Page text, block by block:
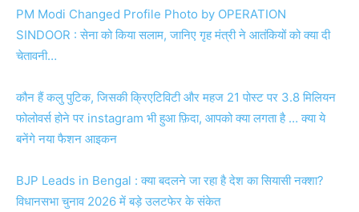
PM Modi Changed Profile Photo by OPERATION
SINDOOR : सेना को किया सलाम, जानिए गृह मंत्री ने आतंकियों को क्या दी
चेतावनी…
कौन हैं कलु पुटिक, जिसकी क्रिएटिविटी और महज 21 पोस्ट पर 3.8 मिलियन
फोलोवर्स होने पर instagram भी हुआ फ़िदा, आपको क्या लगता है … क्या ये
बनेंगे नया फैशन आइकन
BJP Leads in Bengal : क्या बदलने जा रहा है देश का सियासी नक्शा?
विधानसभा चुनाव 2026 में बड़े उलटफेर के संकेत